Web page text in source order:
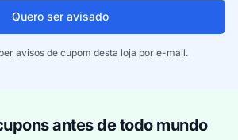
Quero ser avisado
avisos de cupom desta loja por e-mail.
antes de todo mundo